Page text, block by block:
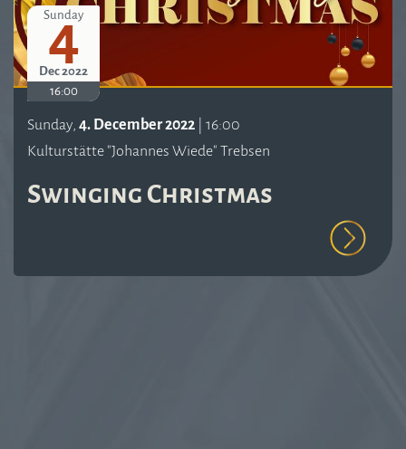
Sunday
4
Dec 2022
16:00
Sunday, 4. December 2022 | 16:00
Kulturstätte "Johannes Wiede" Trebsen
Swinging Christmas